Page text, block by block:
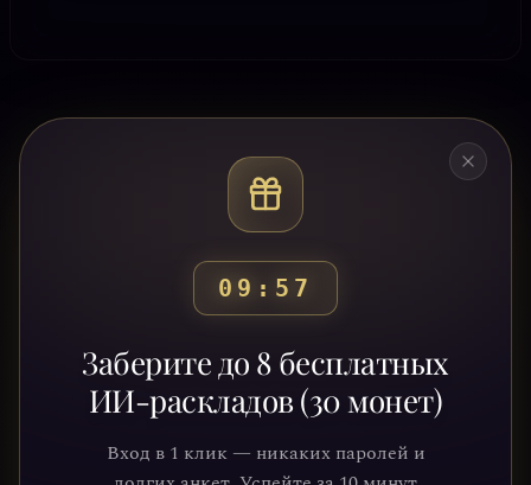
09:53
Заберите до 8 бесплатных
ИИ-раскладов (30 монет)
Вход в 1 клик — никаких паролей и
Готовы узнать свой
путь?
Присоединяйтесь к тысячам людей,
которые обрели ясность и понимание